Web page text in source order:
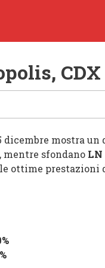
dicembre mostra
sfondano LN
ottime prestazioni